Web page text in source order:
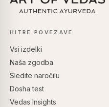
HITRE POVEZAVE
Vsi izdelki
Naša zgodba
Sledite naročilu
Dosha test
Vedas Insights